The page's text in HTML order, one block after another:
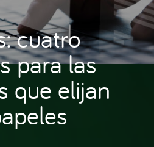
cuatro
para las
que elijan